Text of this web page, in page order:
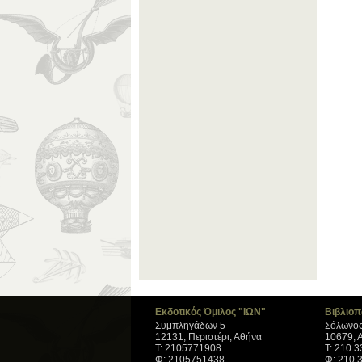
Εκδοτικός Όμιλος "ΙΩΝ"
Συμπληγάδων 5
12131, Περιστέρι, Αθήνα
Τ: 2105771908
Φ: 2105751438
10679,
Τ: 210
Φ: 210